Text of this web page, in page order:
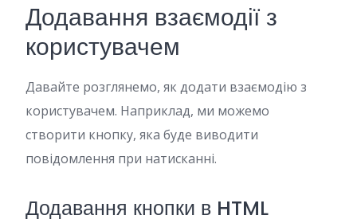
Додавання взаємодії з
користувачем
Давайте розглянемо, як додати взаємодію з
користувачем. Наприклад, ми можемо
створити кнопку, яка буде виводити
повідомлення при натисканні.
Додавання кнопки в HTML